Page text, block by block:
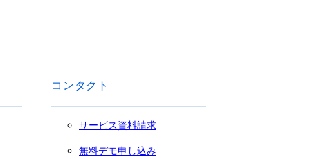
コンタクト
サービス資料請求
無料デモ申し込み